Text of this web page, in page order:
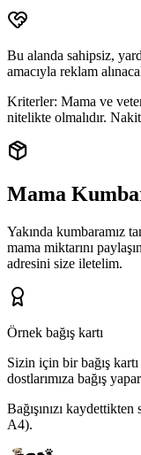
Bu alanda sahipsiz,
amacıyla reklam
Kriterler: Mama ve
nitelikte olmalıdır.
Mama
Yakında kumbaramız
mama miktarını
adresini size iletelim.
Örnek bağış kartı
Sizin için bir bağış
dostlarımıza bağış
Bağışınızı
A4).